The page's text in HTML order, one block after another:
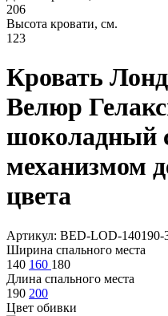
206
Высота кровати, см.
123
Кровать
Велюр
шоколадный
механизмом
цвета
Артикул: BED-LOD-
Ширина спального места
140 160 180
Длина спального места
190 200
Цвет обивки